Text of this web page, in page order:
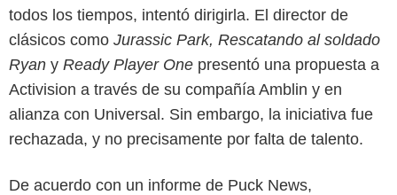
todos los tiempos, intentó dirigirla. El director de
clásicos como Jurassic Park, Rescatando al soldado
Ryan y Ready Player One presentó una propuesta a
Activision a través de su compañía Amblin y en
alianza con Universal. Sin embargo, la iniciativa fue
rechazada, y no precisamente por falta de talento.
De acuerdo con un informe de Puck News,